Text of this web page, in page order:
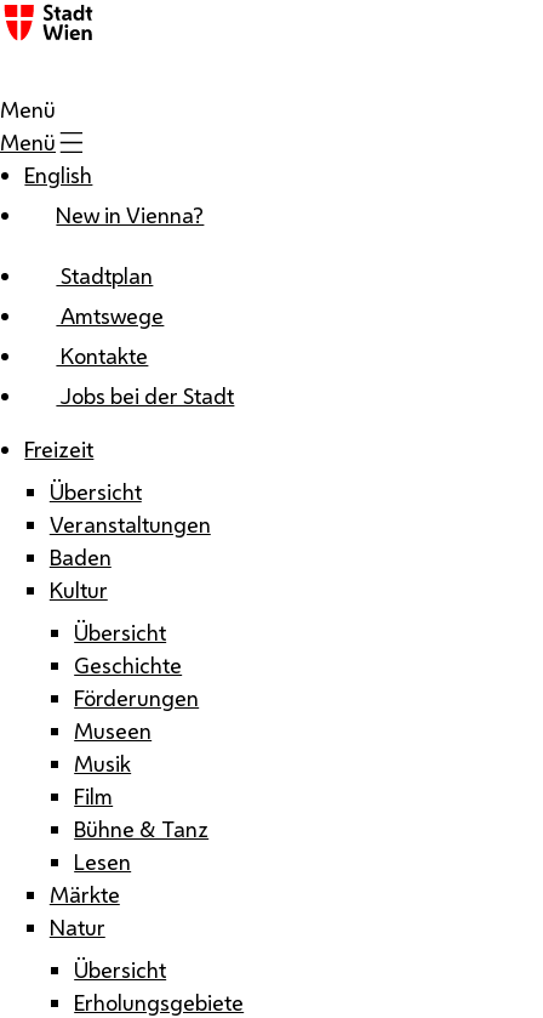
Zum Inhalt
Menü
Menü
English
New in Vienna?
Stadtplan
Amtswege
Kontakte
Jobs bei der Stadt
Freizeit
Übersicht
Veranstaltungen
Baden
Kultur
Übersicht
Geschichte
Förderungen
Museen
Musik
Film
Bühne & Tanz
Lesen
Märkte
Natur
Übersicht
Erholungsgebiete